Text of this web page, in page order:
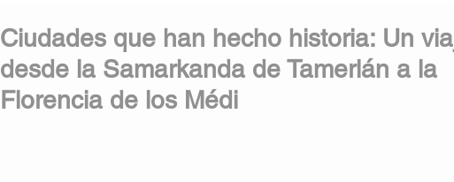
Ciudades que han hecho historia: Un
desde la Samarkanda de Tamerlán a la
Florencia de los Médi